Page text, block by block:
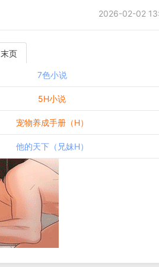
2026-02-02
末页
7色小说
5H小说
宠物养成手册（H）
他的天下（兄妹H）